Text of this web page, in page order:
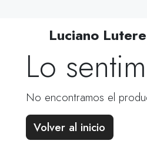
Luciano
Lo
No encontramos el
Volver al inicio